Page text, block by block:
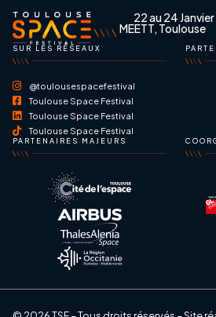
22 au 24
MEETT, Toulouse
SUR LES RÉSEAUX
@toulousespacefestival
Toulouse Space Festival
Toulouse Space Festival
Toulouse Space Festival
PARTENAIRES MAJEURS